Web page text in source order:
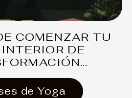
COMENZAR TU
DE
de Yoga